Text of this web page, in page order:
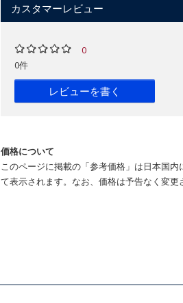
カスタマーレビュー
0
0件
レビューを書く
価格について
このページに掲載の「参考価格」は日本国
て表示されます。なお、価格は予告なく変